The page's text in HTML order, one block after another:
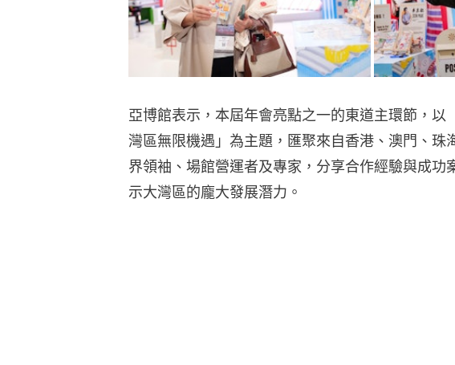
亞博館表示，本屆年會亮點之一的東道主環節，以
灣區無限機遇」為主題，匯聚來自香港、澳門、珠
界領袖、場館營運者及專家，分享合作經驗與成功
示大灣區的龐大發展潛力。